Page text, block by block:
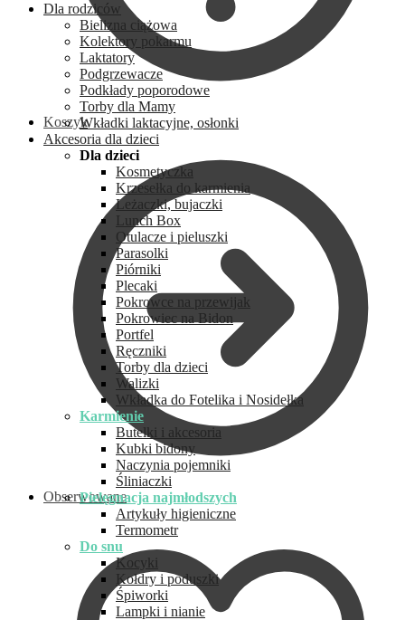
Koszyk
Obserwowane
Dla rodziców
Bielizna ciążowa
Kolektory pokarmu
Laktatory
Podgrzewacze
Podkłady poporodowe
Torby dla Mamy
Wkładki laktacyjne, osłonki
Akcesoria dla dzieci
Dla dzieci
Kosmetyczka
Krzesełka do karmienia
Leżaczki, bujaczki
Lunch Box
Otulacze i pieluszki
Parasolki
Piórniki
Plecaki
Pokrowce na przewijak
Pokrowiec na Bidon
Portfel
Ręczniki
Torby dla dzieci
Walizki
Wkładka do Fotelika i Nosidełka
Karmienie
Butelki i akcesoria
Kubki bidony
Naczynia pojemniki
Śliniaczki
Pielęgnacja najmłodszych
Artykuły higieniczne
Termometr
Do snu
Kocyki
Kołdry i poduszki
Śpiworki
Lampki i nianie